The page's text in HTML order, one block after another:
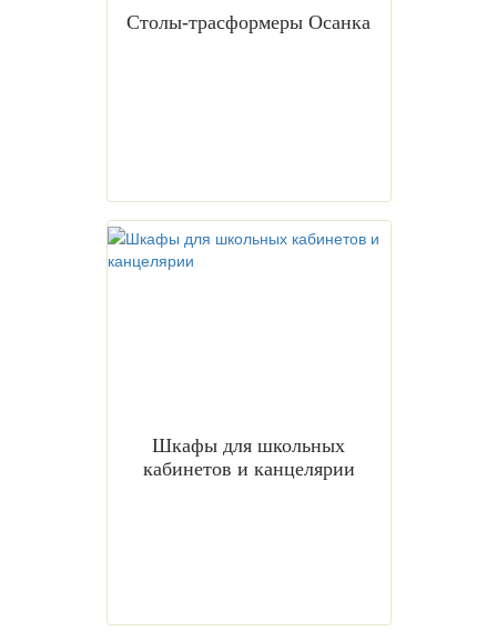
Столы-трасформеры Осанка
Шкафы для школьных
кабинетов и канцелярии